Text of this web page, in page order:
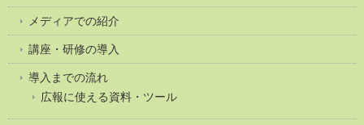
メディアでの紹介
講座・研修の導入
導入までの流れ
広報に使える資料・ツール